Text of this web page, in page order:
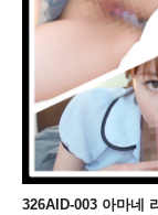
326AID-003 아마네